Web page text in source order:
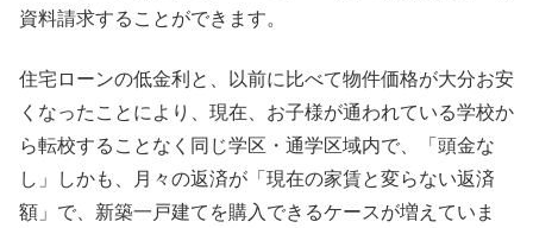
資料請求することができます。
住宅ローンの低金利と、以前に比べて物件価格が大分お安
くなったことにより、現在、お子様が通われている学校か
ら転校することなく同じ学区・通学区域内で、「頭金な
し」しかも、月々の返済が「現在の家賃と変らない返済
額」で、新築一戸建てを購入できるケースが増えていま